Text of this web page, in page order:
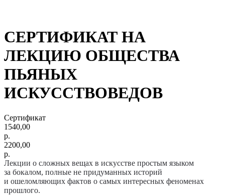
СЕРТИФИКАТ НА
ЛЕКЦИЮ ОБЩЕСТВА
ПЬЯНЫХ
ИСКУССТВОВЕДОВ
Сертификат
1540,00
р.
2200,00
р.
Лекции о сложных вещах в искусстве простым языком
за бокалом, полные не придуманных историй
и ошеломляющих фактов о самых интересных феноменах
прошлого.